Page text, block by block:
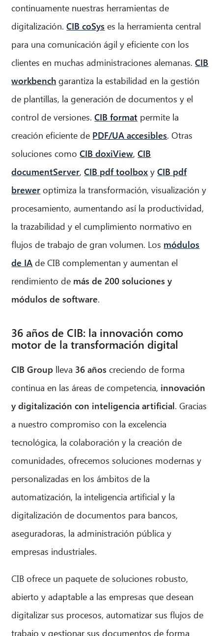
continuamente nuestras herramientas de
digitalización.CIB coSys es la herramienta central
para una comunicación ágil y eficiente con los
clientes en muchas administraciones alemanas.CIB
workbench garantiza la estabilidad en la gestión
de plantillas, la generación de documentos y el
control de versiones.CIB format permite la
creación eficiente de PDF/UA accesibles. Otras
soluciones comoCIB doxiView,CIB
documentServer,CIB pdf toolbox yCIB pdf
brewer optimiza la transformación, visualización y
procesamiento, aumentando así la productividad,
la trazabilidad y el cumplimiento normativo en
flujos de trabajo de gran volumen. Los módulos
de IA de CIB complementan y aumentan el
rendimiento de más de 200 soluciones y
módulos de software.
36 años de CIB: la innovación como
motor de la transformación digital
CIB Group lleva 36 años creciendo de forma
continua en las áreas de competencia, innovación
y digitalización con inteligencia artificial. Gracias
a nuestro compromiso con la excelencia
tecnológica, la colaboración y la creación de
comunidades, ofrecemos soluciones modernas y
personalizadas en los ámbitos de la
automatización, la inteligencia artificial y la
digitalización de documentos para bancos,
aseguradoras, la administración pública y
empresas industriales.
CIB ofrece un paquete de soluciones robusto,
abierto y adaptable a las empresas que desean
digitalizar sus procesos, automatizar sus flujos de
trabajo y gestionar sus documentos de forma